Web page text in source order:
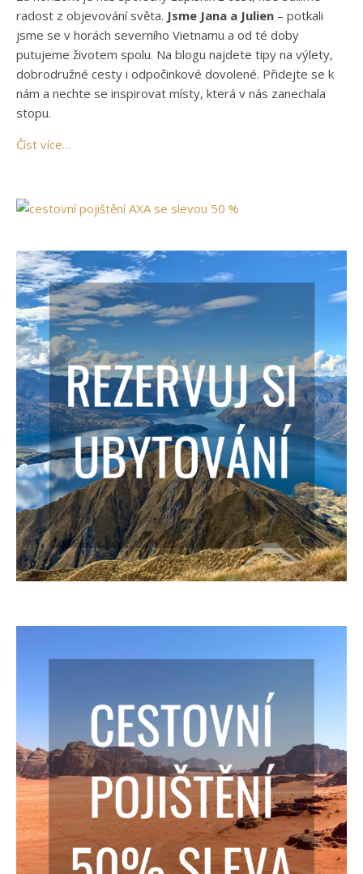
radost z objevování světa. Jsme Jana a Julien – potkali
jsme se v horách severního Vietnamu a od té doby
putujeme životem spolu. Na blogu najdete tipy na výlety,
dobrodružné cesty i odpočinkové dovolené. Přidejte se k
nám a nechte se inspirovat místy, která v nás zanechala
stopu.
Číst více…